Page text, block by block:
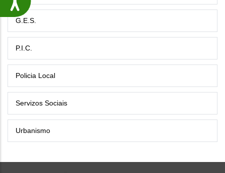
G.E.S.
P.I.C.
Policia Local
Servizos Sociais
Urbanismo